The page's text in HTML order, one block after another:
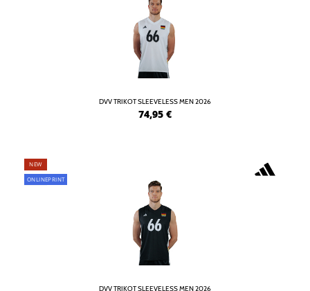
DVV TRIKOT SLEEVELESS MEN 2026
74,95 €
NEW
ONLINEPRINT
DVV TRIKOT SLEEVELESS MEN 2026